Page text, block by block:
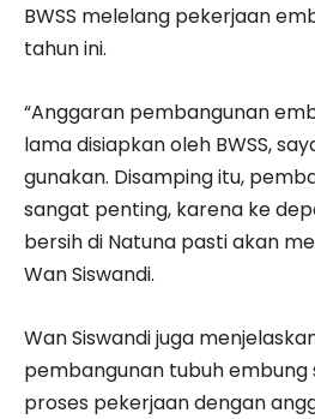
BWSS melelang pekerjaan
tahun ini.
“Anggaran pembangunan
lama disiapkan oleh BWSS,
gunakan. Disamping itu,
sangat penting, karena ke
bersih di Natuna pasti akan
Wan Siswandi.
Wan Siswandi juga
pembangunan tubuh
proses pekerjaan dengan